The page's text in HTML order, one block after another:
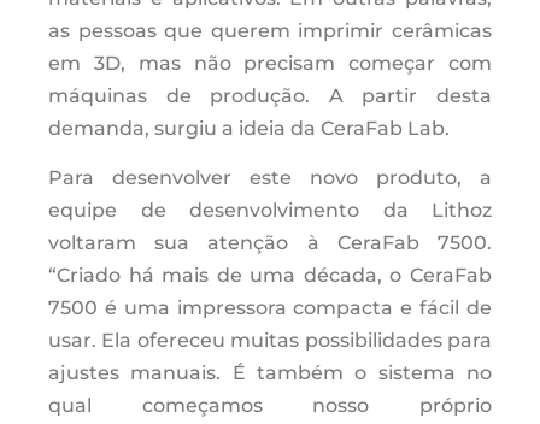
as pessoas que querem imprimir cerâmicas
em 3D, mas não precisam começar com
máquinas de produção. A partir desta
demanda, surgiu a ideia da CeraFab Lab.
Para desenvolver este novo produto, a
equipe de desenvolvimento da Lithoz
voltaram sua atenção à CeraFab 7500.
“Criado há mais de uma década, o CeraFab
7500 é uma impressora compacta e fácil de
usar. Ela ofereceu muitas possibilidades para
ajustes manuais. É também o sistema no
qual começamos nosso próprio